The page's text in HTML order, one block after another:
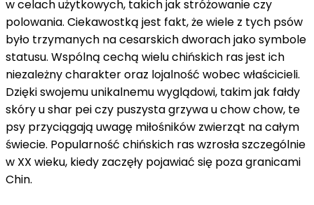
w celach użytkowych, takich jak stróżowanie czy
polowania. Ciekawostką jest fakt, że wiele z tych psów
było trzymanych na cesarskich dworach jako symbole
statusu. Wspólną cechą wielu chińskich ras jest ich
niezależny charakter oraz lojalność wobec właścicieli.
Dzięki swojemu unikalnemu wyglądowi, takim jak fałdy
skóry u shar pei czy puszysta grzywa u chow chow, te
psy przyciągają uwagę miłośników zwierząt na całym
świecie. Popularność chińskich ras wzrosła szczególnie
w XX wieku, kiedy zaczęły pojawiać się poza granicami
Chin.